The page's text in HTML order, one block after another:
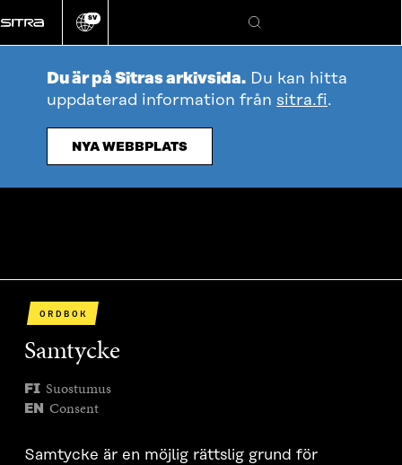
direkt
till
Ändra
språk
SV
Sök
Du är på Sitras arkivsida. Du kan hitta
uppdaterad information från sitra.fi.
NYA WEBBPLATS
ORDBOK
Samtycke
FI Suostumus
EN Consent
Samtycke är en möjlig rättslig grund för